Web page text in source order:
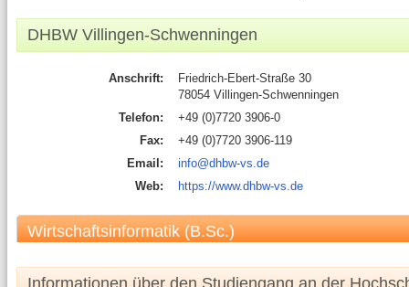
DHBW Villingen-Schwenningen
Anschrift:
Friedrich-Ebert-Straße 30
78054 Villingen-Schwenningen
Telefon:
+49 (0)7720 3906-0
Fax:
+49 (0)7720 3906-119
Email:
info@dhbw-vs.de
Web:
https://www.dhbw-vs.de
Wirtschaftsinformatik (B.Sc.)
Informationen über den Studiengang an der